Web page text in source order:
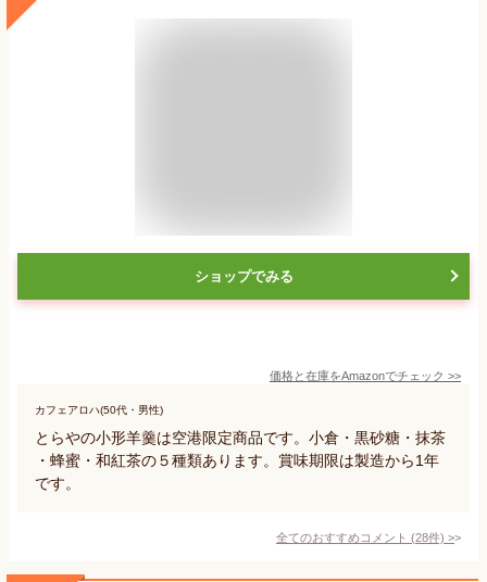
ショップでみる
価格と在庫をAmazonでチェック >>
カフェアロハ(50代・男性)
とらやの小形羊羹は空港限定商品です。小倉・黒砂糖・抹茶
・蜂蜜・和紅茶の５種類あります。賞味期限は製造から1年
です。
全てのおすすめコメント (28件) >